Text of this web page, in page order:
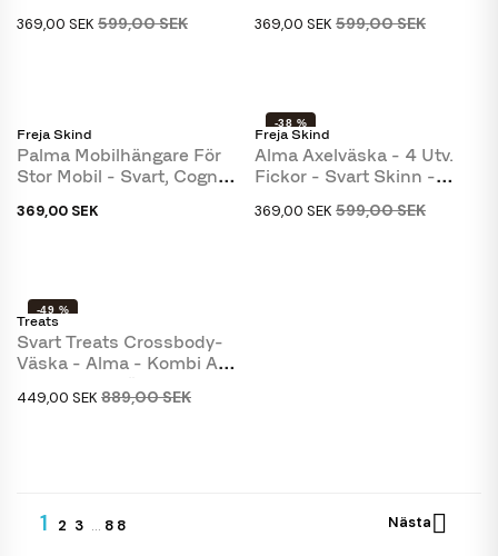
369,00 SEK 599,00 SEK 369,00 SEK 599,00 SEK
Freja Skind
Palma Mobilhängare För
Stor Mobil - Svart, Cognac
369,00 SEK
Freja Skind
Alma Axelväska - 4 Utv.
Fickor - Svart Skinn -
369,00 SEK 599,00 SEK
-38 %
Treats
Svart Treats Crossbody-
Väska - Alma - Kombi Av
449,00 SEK 889,00 SEK
-49 %
1 2 3 … 88 Nästa